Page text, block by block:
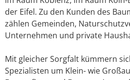
der Eifel. Zu den Kunden des
zählen Gemeinden,
Unternehmen und private
Mit gleicher Sorgfalt kümmern
Spezialisten um Klein- wie